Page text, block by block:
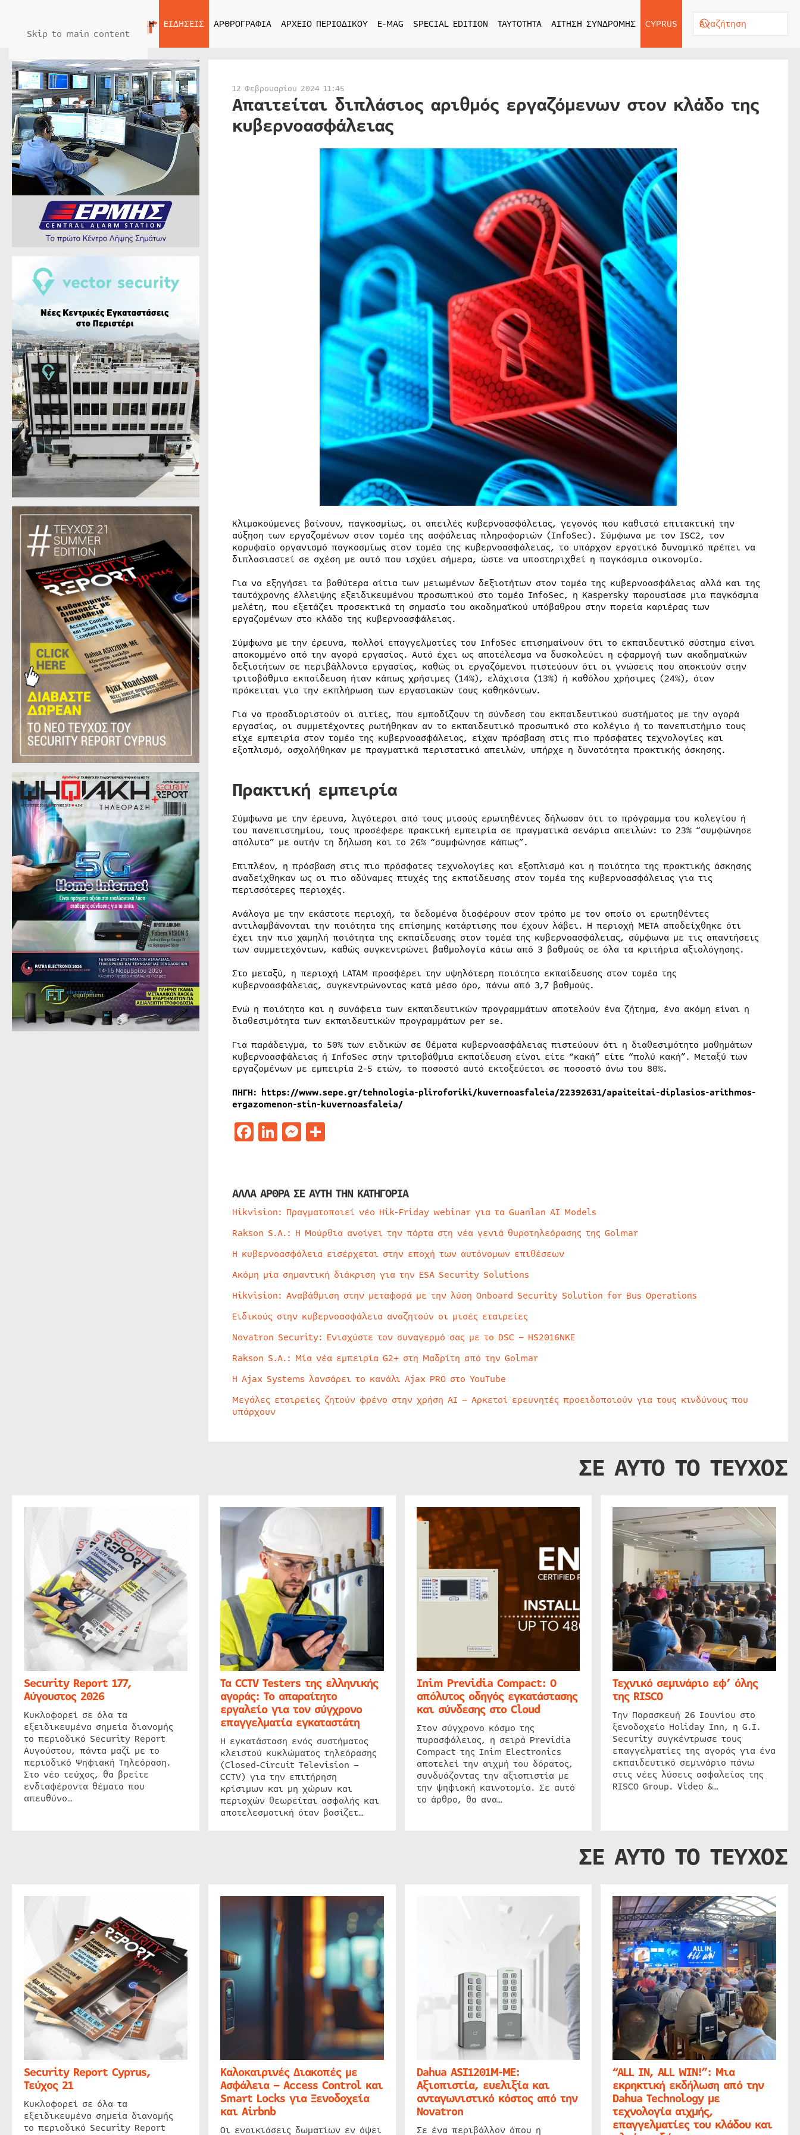
Skip to main content
ΑΡΧΙΚΗ ΕΙΔΗΣΕΙΣ ΑΡΘΡΟΓΡΑΦΙΑ ΑΡΧΕΙΟ ΠΕΡΙΟΔΙΚΟΥ E-MAG SPECIAL EDITION ΤΑΥΤΟΤΗΤΑ ΑΙΤΗΣΗ ΣΥΝΔΡΟΜΗΣ CYPRUS
12 Φεβρουαρίου 2024 11:45
Απαιτείται διπλάσιος αριθμός εργαζόμενων στον κλάδο της
κυβερνοασφάλειας
Κλιμακούμενες βαίνουν, παγκοσμίως, οι απειλές κυβερνοασφάλειας, γεγονός που καθιστά επιτακτική την
αύξηση των εργαζομένων στον τομέα της ασφάλειας πληροφοριών (InfoSec). Σύμφωνα με τον ISC2, τον
κορυφαίο οργανισμό παγκοσμίως στον τομέα της κυβερνοασφάλειας, το υπάρχον εργατικό δυναμικό πρέπει να
διπλασιαστεί σε σχέση με αυτό που ισχύει σήμερα, ώστε να υποστηριχθεί η παγκόσμια οικονομία.
Για να εξηγήσει τα βαθύτερα αίτια των μειωμένων δεξιοτήτων στον τομέα της κυβερνοασφάλειας αλλά και της
ταυτόχρονης έλλειψης εξειδικευμένου προσωπικού στο τομέα InfoSec, η Kaspersky παρουσίασε μια παγκόσμια
μελέτη, που εξετάζει προσεκτικά τη σημασία του ακαδημαϊκού υπόβαθρου στην πορεία καριέρας των
εργαζομένων στο κλάδο της κυβερνοασφάλειας.
Σύμφωνα με την έρευνα, πολλοί επαγγελματίες του InfoSec επισημαίνουν ότι το εκπαιδευτικό σύστημα είναι
αποκομμένο από την αγορά εργασίας. Αυτό έχει ως αποτέλεσμα να δυσκολεύει η εφαρμογή των ακαδημαϊκών
δεξιοτήτων σε περιβάλλοντα εργασίας, καθώς οι εργαζόμενοι πιστεύουν ότι οι γνώσεις που αποκτούν στην
τριτοβάθμια εκπαίδευση ήταν κάπως χρήσιμες (14%), ελάχιστα (13%) ή καθόλου χρήσιμες (24%), όταν
πρόκειται για την εκπλήρωση των εργασιακών τους καθηκόντων.
Για να προσδιοριστούν οι αιτίες, που εμποδίζουν τη σύνδεση του εκπαιδευτικού συστήματος με την αγορά
εργασίας, οι συμμετέχοντες ρωτήθηκαν αν το εκπαιδευτικό προσωπικό στο κολέγιο ή το πανεπιστήμιο τους
είχε εμπειρία στον τομέα της κυβερνοασφάλειας, είχαν πρόσβαση στις πιο πρόσφατες τεχνολογίες και
εξοπλισμό, ασχολήθηκαν με πραγματικά περιστατικά απειλών, υπήρχε η δυνατότητα πρακτικής άσκησης.
Πρακτική εμπειρία
Σύμφωνα με την έρευνα, λιγότεροι από τους μισούς ερωτηθέντες δήλωσαν ότι το πρόγραμμα του κολεγίου ή
του πανεπιστημίου, τους προσέφερε πρακτική εμπειρία σε πραγματικά σενάρια απειλών: το 23% “συμφώνησε
απόλυτα” με αυτήν τη δήλωση και το 26% “συμφώνησε κάπως”.
Επιπλέον, η πρόσβαση στις πιο πρόσφατες τεχνολογίες και εξοπλισμό και η ποιότητα της πρακτικής άσκησης
αναδείχθηκαν ως οι πιο αδύναμες πτυχές της εκπαίδευσης στον τομέα της κυβερνοασφάλειας για τις
περισσότερες περιοχές.
Ανάλογα με την εκάστοτε περιοχή, τα δεδομένα διαφέρουν στον τρόπο με τον οποίο οι ερωτηθέντες
αντιλαμβάνονται την ποιότητα της επίσημης κατάρτισης που έχουν λάβει. Η περιοχή META αποδείχθηκε ότι
έχει την πιο χαμηλή ποιότητα της εκπαίδευσης στον τομέα της κυβερνοασφάλειας, σύμφωνα με τις απαντήσεις
των συμμετεχόντων, καθώς συγκεντρώνει βαθμολογία κάτω από 3 βαθμούς σε όλα τα κριτήρια αξιολόγησης.
Στο μεταξύ, η περιοχή LATAM προσφέρει την υψηλότερη ποιότητα εκπαίδευσης στον τομέα της
κυβερνοασφάλειας, συγκεντρώνοντας κατά μέσο όρο, πάνω από 3,7 βαθμούς.
Ενώ η ποιότητα και η συνάφεια των εκπαιδευτικών προγραμμάτων αποτελούν ένα ζήτημα, ένα ακόμη είναι η
διαθεσιμότητα των εκπαιδευτικών προγραμμάτων per se.
Για παράδειγμα, το 50% των ειδικών σε θέματα κυβερνοασφάλειας πιστεύουν ότι η διαθεσιμότητα μαθημάτων
κυβερνοασφάλειας ή InfoSec στην τριτοβάθμια εκπαίδευση είναι είτε “κακή” είτε “πολύ κακή”. Μεταξύ των
εργαζομένων με εμπειρία 2-5 ετών, το ποσοστό αυτό εκτοξεύεται σε ποσοστό άνω του 80%.
ΠΗΓΗ: https://www.sepe.gr/tehnologia-pliroforiki/kuvernoasfaleia/22392631/apaiteitai-diplasios-arithmos-
ergazomenon-stin-kuvernoasfaleia/
Facebook
LinkedIn
Messenger
Μοιραστείτε
ΑΛΛΑ ΑΡΘΡΑ ΣΕ ΑΥΤΗ ΤΗΝ ΚΑΤΗΓΟΡΙΑ
Hikvision: Πραγματοποιεί νέο Hik-Friday webinar για τα Guanlan AI Models
Rakson S.A.: Η Μούρθια ανοίγει την πόρτα στη νέα γενιά θυροτηλεόρασης της Golmar
Η κυβερνοασφάλεια εισέρχεται στην εποχή των αυτόνομων επιθέσεων
Ακόμη μία σημαντική διάκριση για την ESA Security Solutions
Hikvision: Αναβάθμιση στην μεταφορά με την λύση Onboard Security Solution for Bus Operations
Ειδικούς στην κυβερνοασφάλεια αναζητούν οι μισές εταιρείες
Novatron Security: Ενισχύστε τον συναγερμό σας με το DSC – HS2016NKE
Rakson S.A.: Μία νέα εμπειρία G2+ στη Μαδρίτη από την Golmar
Η Ajax Systems λανσάρει το κανάλι Ajax PRO στο YouTube
Μεγάλες εταιρείες ζητούν φρένο στην χρήση AI – Αρκετοί ερευνητές προειδοποιούν για τους κινδύνους που
υπάρχουν
ΣΕ ΑΥΤΟ ΤΟ ΤΕΥΧΟΣ
Security Report 177,
Αύγουστος 2026
Κυκλοφορεί σε όλα τα
εξειδικευμένα σημεία διανομής
το περιοδικό Security Report
Αυγούστου, πάντα μαζί με το
περιοδικό Ψηφιακή Τηλεόραση.
Στο νέο τεύχος, θα βρείτε
ενδιαφέροντα θέματα που
απευθύνο…
Τα CCTV Testers της ελληνικής
αγοράς: Το απαραίτητο
εργαλείο για τον σύγχρονο
επαγγελματία εγκαταστάτη
Η εγκατάσταση ενός συστήματος
κλειστού κυκλώματος τηλεόρασης
(Closed-Circuit Television –
CCTV) για την επιτήρηση
κρίσιμων και μη χώρων και
περιοχών θεωρείται ασφαλής και
αποτελεσματική όταν βασίζετ…
Inim Previdia Compact: Ο
απόλυτος οδηγός εγκατάστασης
και σύνδεσης στο Cloud
Στον σύγχρονο κόσμο της
πυρασφάλειας, η σειρά Previdia
Compact της Inim Electronics
αποτελεί την αιχμή του δόρατος,
συνδυάζοντας την αξιοπιστία με
την ψηφιακή καινοτομία. Σε αυτό
το άρθρο, θα ανα…
Τεχνικό σεμινάριο εφ’ όλης
της RISCO
Την Παρασκευή 26 Ιουνίου στο
ξενοδοχείο Holiday Inn, η G.I.
Security συγκέντρωσε τους
επαγγελματίες της αγοράς για ένα
εκπαιδευτικό σεμινάριο πάνω
στις νέες λύσεις ασφαλείας της
RISCO Group. Video &…
ΣΕ ΑΥΤΟ ΤΟ ΤΕΥΧΟΣ
Security Report Cyprus,
Τεύχος 21
Κυκλοφορεί σε όλα τα
εξειδικευμένα σημεία διανομής
το περιοδικό Security Report
Καλοκαιρινές Διακοπές με
Ασφάλεια – Access Control και
Smart Locks για Ξενοδοχεία
και Airbnb
Οι ενοικιάσεις δωματίων εν όψει
Dahua ASI1201M-ME:
Αξιοπιστία, ευελιξία και
ανταγωνιστικό κόστος από την
Novatron
Σε ένα περιβάλλον όπου η
“ALL IN, ALL WIN!”: Μια
εκρηκτική εκδήλωση από την
Dahua Technology με
τεχνολογία αιχμής,
επαγγελματίες του κλάδου και